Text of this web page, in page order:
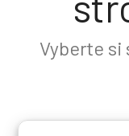
Vyberte